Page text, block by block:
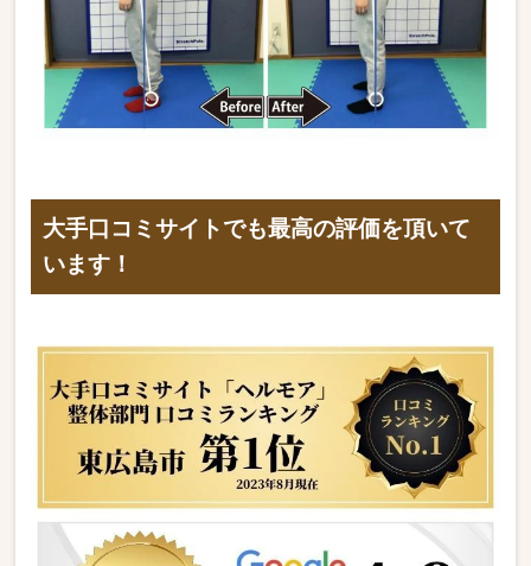
大手口コミサイトでも最高の評価を頂いて
います！